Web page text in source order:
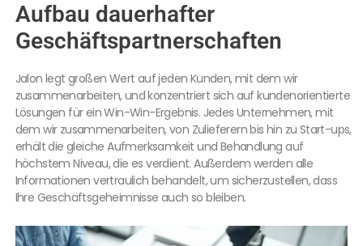
Aufbau dauerhafter
Geschäftspartnerschaften
Jalon legt großen Wert auf jeden Kunden, mit dem wir
zusammenarbeiten, und konzentriert sich auf kundenorientierte
Lösungen für ein Win-Win-Ergebnis. Jedes Unternehmen, mit
dem wir zusammenarbeiten, von Zulieferern bis hin zu Start-ups,
erhält die gleiche Aufmerksamkeit und Behandlung auf
höchstem Niveau, die es verdient. Außerdem werden alle
Informationen vertraulich behandelt, um sicherzustellen, dass
Ihre Geschäftsgeheimnisse auch so bleiben.